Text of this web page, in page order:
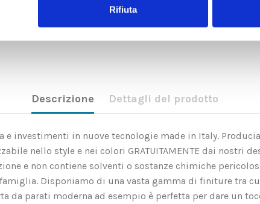
Rifiuta
Descrizione Dettagli del prodotto
investimenti in nuove tecnologie made in Italy.
nello style e nei colori GRATUITAMENTE dai nostri
e non contiene solventi o sostanze chimiche
Disponiamo di una vasta gamma di finiture tra cui
da parati moderna ad esempio è perfetta per dare un